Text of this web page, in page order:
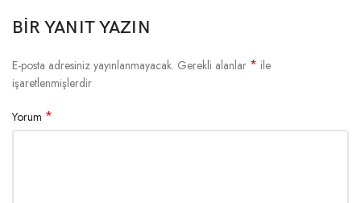
BIR YANIT YAZIN
E-posta adresiniz yayınlanmayacak. Gerekli alanlar * ile
işaretlenmişlerdir
Yorum *